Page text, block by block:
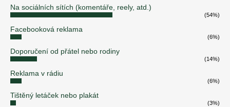
Na sociálních sítích (komentáře, reely, atd.)
(54%)
Facebooková reklama
(6%)
Doporučení od přátel nebo rodiny
(14%)
Reklama v rádiu
(6%)
Tištěný letáček nebo plakát
(3%)